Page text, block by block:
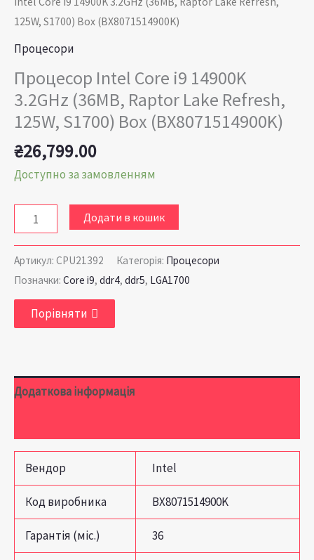
125W, S1700) Box (BX8071514900K)
Процесори
Процесор Intel Core i9 14900K
3.2GHz (36MB, Raptor Lake Refresh,
125W, S1700) Box (BX8071514900K)
₴26,799.00
Доступно за замовленням
125W,
S1700)
Box
(BX8071514900K)
кількість
Додати в кошик
Артикул: CPU21392 Категорія: Процесори
Позначки: Core i9, ddr4, ddr5, LGA1700
Порівняти
Додаткова інформація
Вендор Intel
Код виробника BX8071514900K
Гарантія (міс.) 36